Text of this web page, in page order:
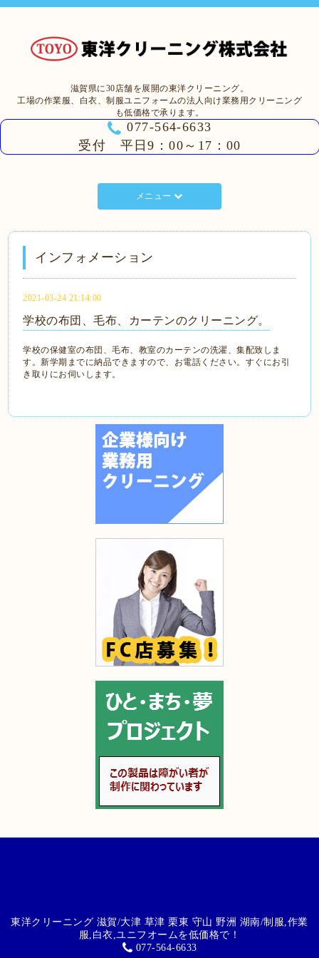
滋賀県に30店舗を展開の東洋クリーニング。
工場の作業服、白衣、制服ユニフォームの法人向け業務用クリーニング
も低価格で承ります。
077-564-6633
受付 平日9：00～17：00
メニュー
インフォメーション
2021-03-24 21:14:00
学校の布団、毛布、カーテンのクリーニング。
学校の保健室の布団、毛布、教室のカーテンの洗濯、集配致しま
す。新学期までに納品できますので、お電話ください。すぐにお引
き取りにお伺いします。
東洋クリーニング 滋賀/大津 草津 栗東 守山 野洲 湖南/制服,作業
服,白衣,ユニフオームを低価格で！
077-564-6633